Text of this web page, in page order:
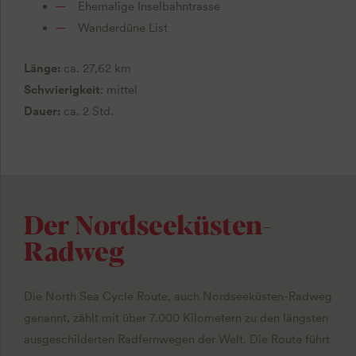
Ehemalige Inselbahntrasse
Wanderdüne List
Länge: ca. 27,62 km
Schwierigkeit: mittel
Dauer: ca. 2 Std.
Der Nordseeküsten-
Radweg
Die North Sea Cycle Route, auch Nordseeküsten-Radweg
genannt, zählt mit über 7.000 Kilometern zu den längsten
ausgeschilderten Radfernwegen der Welt. Die Route führt